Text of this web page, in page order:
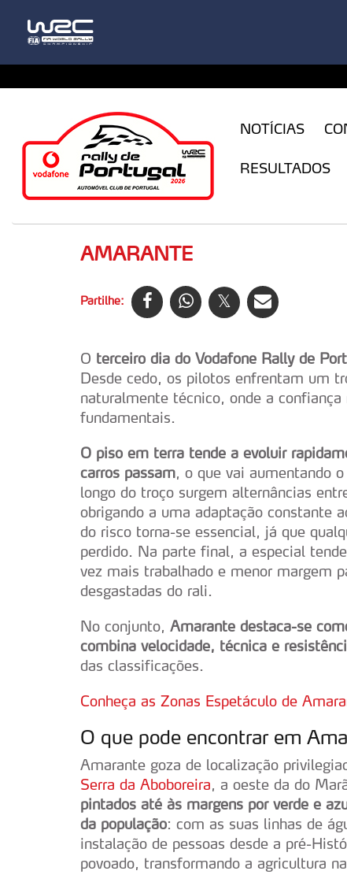
NOTÍCIAS
RESULTADOS
AMARANTE
Partilhe:
O terceiro dia do Vodafone Rally de
Desde cedo, os pilotos enfrentam um
naturalmente técnico, onde a
fundamentais.
O piso em terra tende a evoluir
carros passam, o que vai aumentando
longo do troço surgem alternâncias
obrigando a uma adaptação constante
do risco torna-se essencial, já que
perdido. Na parte final, a especial
vez mais trabalhado e menor margem
desgastadas do rali.
No conjunto, Amarante destaca-se
combina velocidade, técnica e
das classificações.
Conheça as Zonas Espetáculo de
O que pode encontrar em
Amarante goza de localização
Serra da Aboboreira, a oeste da do
pintados até às margens por verde e
da população: com as suas linhas de
instalação de pessoas desde a pré-
povoado, transformando a agricultura